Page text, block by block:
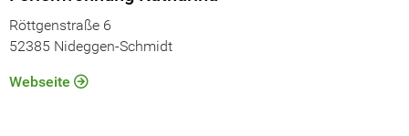
Röttgenstraße 6
52385 Nideggen-Schmidt
Webseite